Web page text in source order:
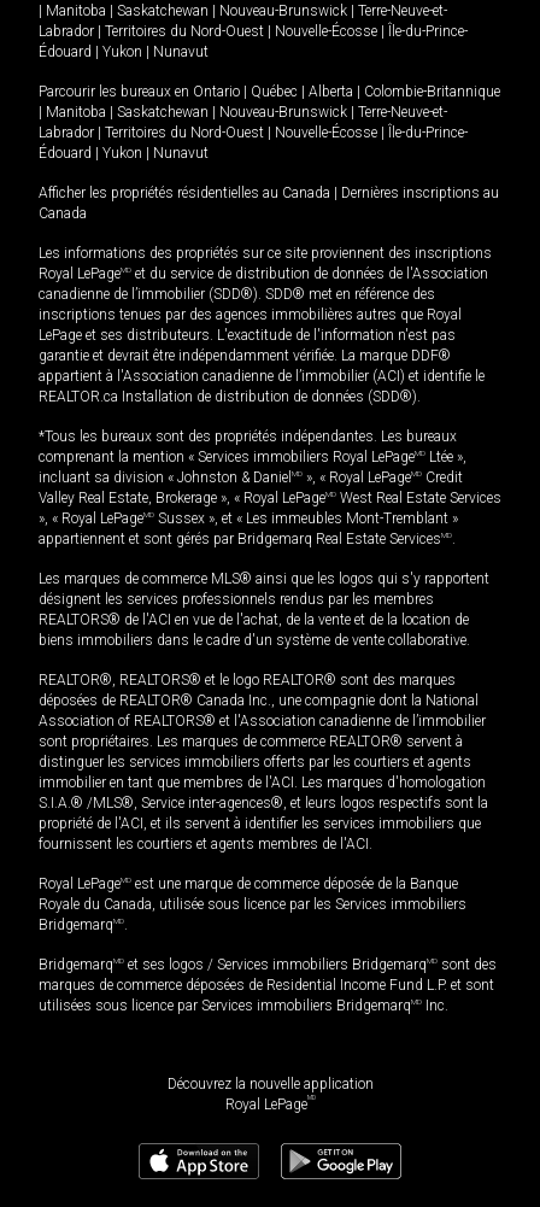
| Manitoba | Saskatchewan | Nouveau-Brunswick | Terre-Neuve-et-
Labrador | Territoires du Nord-Ouest | Nouvelle-Écosse | Île-du-Prince-
Édouard | Yukon | Nunavut
Parcourir les bureaux en Ontario | Québec | Alberta | Colombie-Britannique
| Manitoba | Saskatchewan | Nouveau-Brunswick | Terre-Neuve-et-
Labrador | Territoires du Nord-Ouest | Nouvelle-Écosse | Île-du-Prince-
Édouard | Yukon | Nunavut
Afficher les propriétés résidentielles au Canada | Dernières inscriptions au
Canada
Les informations des propriétés sur ce site proviennent des inscriptions
Royal LePageMD et du service de distribution de données de l'Association
canadienne de l’immobilier (SDD®). SDD® met en référence des
inscriptions tenues par des agences immobilières autres que Royal
LePage et ses distributeurs. L'exactitude de l'information n'est pas
garantie et devrait être indépendamment vérifiée. La marque DDF®
appartient à l'Association canadienne de l’immobilier (ACI) et identifie le
REALTOR.ca Installation de distribution de données (SDD®).
*Tous les bureaux sont des propriétés indépendantes. Les bureaux
comprenant la mention « Services immobiliers Royal LePageMD Ltée »,
incluant sa division « Johnston & Daniel MD », « Royal LePageMD Credit
Valley Real Estate, Brokerage », « Royal LePageMD West Real Estate Services
», « Royal LePageMD Sussex », et « Les immeubles Mont-Tremblant »
appartiennent et sont gérés par Bridgemarq Real Estate ServicesMD
Les marques de commerce MLS® ainsi que les logos qui s'y rapportent
désignent les services professionnels rendus par les membres
REALTORS® de l'ACI en vue de l'achat, de la vente et de la location de
biens immobiliers dans le cadre d'un système de vente collaborative.
REALTOR®, REALTORS® et le logo REALTOR® sont des marques
déposées de REALTOR® Canada Inc., une compagnie dont la National
Association of REALTORS® et l'Association canadienne de l’immobilier
sont propriétaires. Les marques de commerce REALTOR® servent à
distinguer les services immobiliers offerts par les courtiers et agents
immobilier en tant que membres de l'ACI. Les marques d'homologation
S.I.A.® /MLS®, Service inter-agences®, et leurs logos respectifs sont la
propriété de l'ACI, et ils servent à identifier les services immobiliers que
fournissent les courtiers et agents membres de l'ACI.
Royal LePageMD est une marque de commerce déposée de la Banque
Royale du Canada, utilisée sous licence par les Services immobiliers
BridgemarqMD
BridgemarqMD et ses logos / Services immobiliers BridgemarqMD sont des
marques de commerce déposées de Residential Income Fund L.P. et sont
utilisées sous licence par Services immobiliers BridgemarqMD Inc.
Découvrez la nouvelle application
Royal LePageMD